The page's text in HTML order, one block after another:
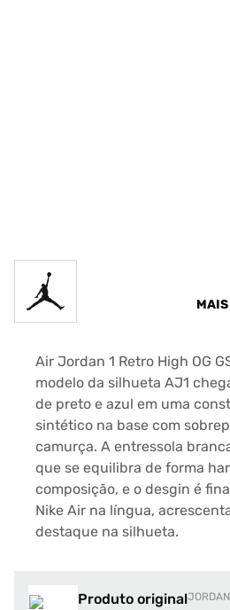
MAIS
Air Jordan 1 Retro High OG
modelo da silhueta AJ1
de preto e azul em uma
sintético na base com
camurça. A entressola
que se equilibra de forma
composição, e o desgin é
Nike Air na língua,
destaque na silhueta.
Produto originalJORDAN